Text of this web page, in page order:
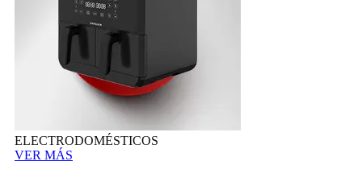
ELECTRODOMÉSTICOS
VER MÁS